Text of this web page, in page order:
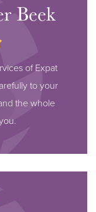
Beek
of Expat
to your
the whole